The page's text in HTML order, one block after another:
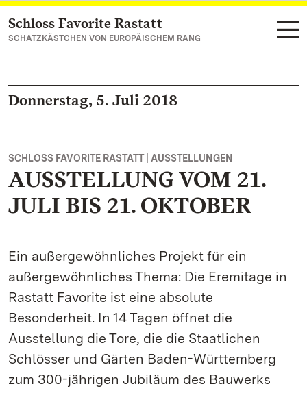
Zum Hauptinhalt springen
Schloss Favorite Rastatt
SCHATZKÄSTCHEN VON EUROPÄISCHEM RANG
Donnerstag, 5. Juli 2018
SCHLOSS FAVORITE RASTATT | AUSSTELLUNGEN
AUSSTELLUNG VOM 21.
JULI BIS 21. OKTOBER
Ein außergewöhnliches Projekt für ein
außergewöhnliches Thema: Die Eremitage in
Rastatt Favorite ist eine absolute
Besonderheit. In 14 Tagen öffnet die
Ausstellung die Tore, die die Staatlichen
Schlösser und Gärten Baden-Württemberg
zum 300-jährigen Jubiläum des Bauwerks